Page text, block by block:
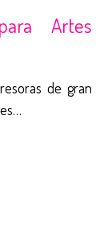
Artes
de gran